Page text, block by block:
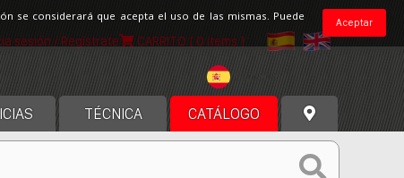
sesión / Regístrate CARRITO [ 0 items ]
TÉCNICA CATÁLOGO
Aceptar
se considerará que acepta el uso de las mismas. Puede